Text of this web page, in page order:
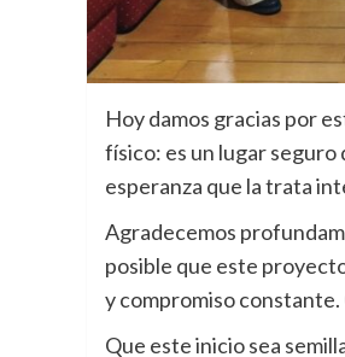
Hoy damos gracias por
físico: es un lugar seguro
esperanza que la trata
Agradecemos
posible que este
y compromiso constante.
Que este inicio sea